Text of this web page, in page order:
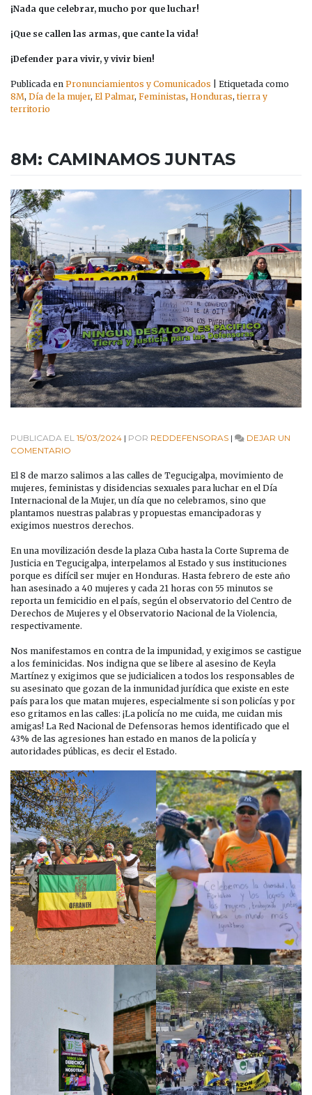
¡Nada que celebrar, mucho por que luchar!
¡Que se callen las armas, que cante la vida!
¡Defender para vivir, y vivir bien!
Publicada en Pronunciamientos y Comunicados
Etiquetada como
8M, Día de la mujer, El Palmar, Feministas, Honduras, tierra y
territorio
8M: CAMINAMOS JUNTAS
PUBLICADA EL 15/03/2024 | POR REDDEFENSORAS |
DEJAR UN
COMENTARIO
CAMINAMOS
JUNTAS
El 8 de marzo salimos a las calles de Tegucigalpa, movimiento de
mujeres, feministas y disidencias sexuales para luchar en el Día
Internacional de la Mujer, un día que no celebramos, sino que
plantamos nuestras palabras y propuestas emancipadoras y
exigimos nuestros derechos.
En una movilización desde la plaza Cuba hasta la Corte Suprema de
Justicia en Tegucigalpa, interpelamos al Estado y sus instituciones
porque es difícil ser mujer en Honduras. Hasta febrero de este año
han asesinado a 40 mujeres y cada 21 horas con 55 minutos se
reporta un femicidio en el país, según el observatorio del Centro de
Derechos de Mujeres y el Observatorio Nacional de la Violencia,
respectivamente.
Nos manifestamos en contra de la impunidad, y exigimos se castigue
a los feminicidas. Nos indigna que se libere al asesino de Keyla
Martínez y exigimos que se judicialicen a todos los responsables de
su asesinato que gozan de la inmunidad jurídica que existe en este
país para los que matan mujeres, especialmente si son policías y por
eso gritamos en las calles: ¡La policía no me cuida, me cuidan mis
amigas! La Red Nacional de Defensoras hemos identificado que el
43% de las agresiones han estado en manos de la policía y
autoridades públicas, es decir el Estado.